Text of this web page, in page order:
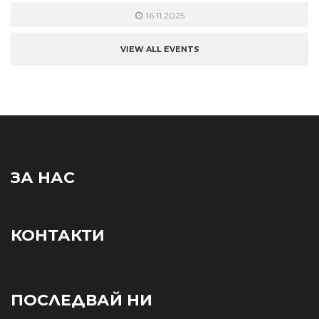
16.11.2025
VIEW ALL EVENTS
ЗА НАС
КОНТАКТИ
ПОСЛЕДВАЙ НИ